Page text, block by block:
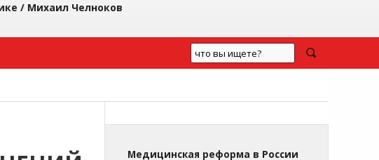
/ Михаил Челноков
Медицинская реформа в России